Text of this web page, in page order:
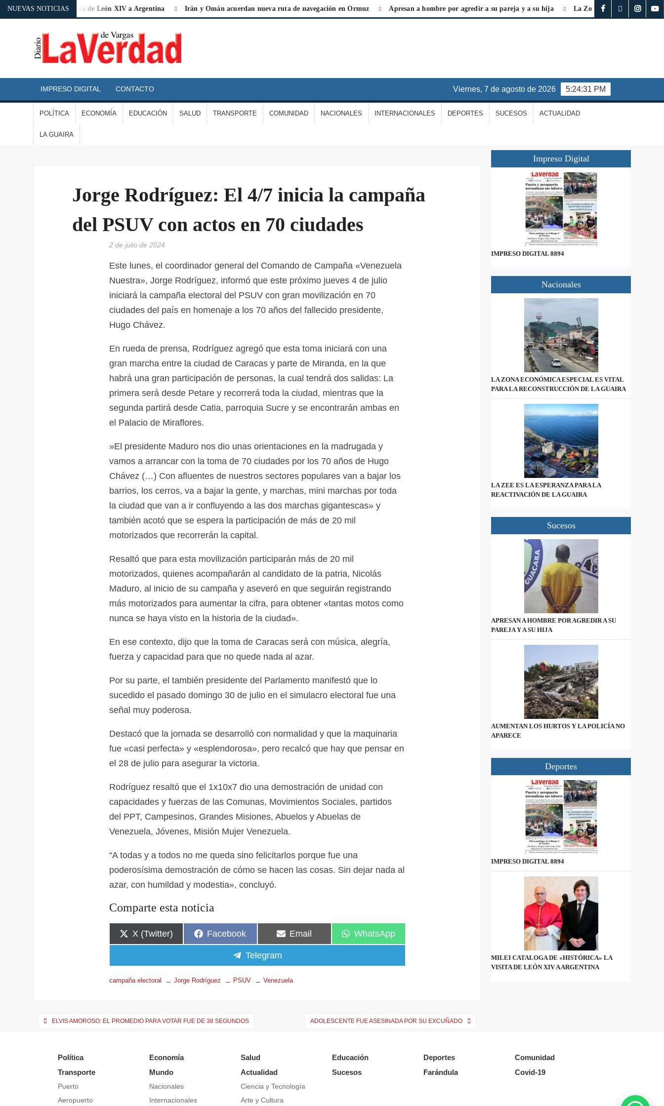
NUEVAS NOTICIAS
«histórica» la visita de León XIV a Argentina Irán y Omán acuerdan nueva ruta de navegación en Ormuz Apresan a hombre por agredir a su pareja y a su hija La Zona Económica Especial es
LA
VERDAD
DE
IMPRESO DIGITAL CONTACTO 5:24:32 PM
viernes, 7 de agosto de 2026
POLÍTICA ECONOMÍA EDUCACIÓN SALUD TRANSPORTE COMUNIDAD NACIONALES INTERNACIONALES DEPORTES SUCESOS ACTUALIDAD
LA GUAIRA
Jorge Rodríguez: El 4/7 inicia la campaña
del PSUV con actos en 70 ciudades
2 de julio de 2024
Este lunes, el coordinador general del Comando de Campaña «Venezuela
Nuestra», Jorge Rodríguez, informó que este próximo jueves 4 de julio
iniciará la campaña electoral del PSUV con gran movilización en 70
ciudades del país en homenaje a los 70 años del fallecido presidente,
Hugo Chávez.
‌En rueda de prensa, Rodríguez agregó que esta toma iniciará con una
gran marcha entre la ciudad de Caracas y parte de Miranda, en la que
habrá una gran participación de personas, la cual tendrá dos salidas: La
primera será desde Petare y recorrerá toda la ciudad, mientras que la
segunda partirá desde Catia, parroquia Sucre y se encontrarán ambas en
el Palacio de Miraflores.
‌»El presidente Maduro nos dio unas orientaciones en la madrugada y
vamos a arrancar con la toma de 70 ciudades por los 70 años de Hugo
Chávez (…) Con afluentes de nuestros sectores populares van a bajar los
barrios, los cerros, va a bajar la gente, y marchas, mini marchas por toda
la ciudad que van a ir confluyendo a las dos marchas gigantescas» y
también acotó que se espera la participación de más de 20 mil
motorizados que recorrerán la capital.
‌Resaltó que para esta movilización participarán más de 20 mil
motorizados, quienes acompañarán al candidato de la patria, Nicolás
Maduro, al inicio de su campaña y aseveró en que seguirán registrando
más motorizados para aumentar la cifra, para obtener «tantas motos como
nunca se haya visto en la historia de la ciudad».
‌En ese contexto, dijo que la toma de Caracas será con música, alegría,
fuerza y capacidad para que no quede nada al azar.
‌Por su parte, el también presidente del Parlamento manifestó que lo
sucedido el pasado domingo 30 de julio en el simulacro electoral fue una
señal muy poderosa.
‌Destacó que la jornada se desarrolló con normalidad y que la maquinaria
fue «casi perfecta» y «esplendorosa», pero recalcó que hay que pensar en
el 28 de julio para asegurar la victoria.
‌Rodríguez resaltó que el 1x10x7 dio una demostración de unidad con
capacidades y fuerzas de las Comunas, Movimientos Sociales, partidos
del PPT, Campesinos, Grandes Misiones, Abuelos y Abuelas de
Venezuela, Jóvenes, Misión Mujer Venezuela.
‌“A todas y a todos no me queda sino felicitarlos porque fue una
poderosísima demostración de cómo se hacen las cosas. Sin dejar nada al
azar, con humildad y modestia», concluyó.‌
Comparte esta noticia
X (Twitter) Facebook Email WhatsApp
Telegram
campaña electoral Jorge Rodríguez PSUV Venezuela
ELVIS AMOROSO: EL PROMEDIO PARA VOTAR FUE DE 38 SEGUNDOS ADOLESCENTE FUE ASESINADA POR SU EXCUÑADO
Impreso Digital
IMPRESO DIGITAL 8894
Nacionales
LA ZONA ECONÓMICA ESPECIAL ES VITAL
PARA LA RECONSTRUCCIÓN DE LA GUAIRA
LA ZEE ES LA ESPERANZA PARA LA
REACTIVACIÓN DE LA GUAIRA
Sucesos
APRESAN A HOMBRE POR AGREDIR A SU
PAREJA Y A SU HIJA
AUMENTAN LOS HURTOS Y LA POLICÍA NO
APARECE
Deportes
IMPRESO DIGITAL 8894
MILEI CATALOGA DE «HISTÓRICA» LA
VISITA DE LEÓN XIV A ARGENTINA
Política Economía Salud Educación Deportes
Comunidad
Transporte
Puerto
Aeropuerto
Mundo
Nacionales
Internacionales
Actualidad
Ciencia y Tecnología
Arte y Cultura
Sucesos Farándula Covid-19